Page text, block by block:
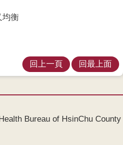
均衡
回上一頁 回最上面
Bureau of HsinChu County